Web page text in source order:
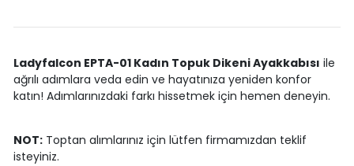
Ladyfalcon EPTA-01 Kadın Topuk Dikeni Ayakkabısı ile
ağrılı adımlara veda edin ve hayatınıza yeniden konfor
katın! Adımlarınızdaki farkı hissetmek için hemen deneyin.
NOT:Toptan alımlarınız için lütfen firmamızdan teklif
isteyiniz.